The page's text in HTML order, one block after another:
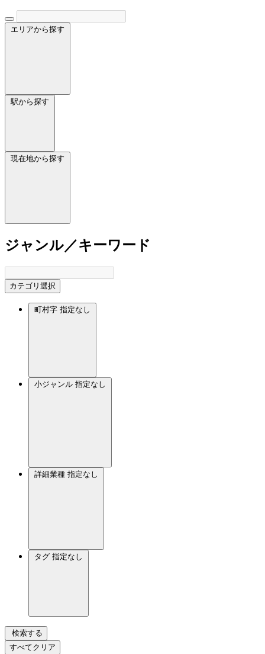
エリアから探す
駅から探す
現在地から探す
ジャンル／キーワード
カテゴリ選択
町村字 指定なし
小ジャンル 指定なし
詳細業種 指定なし
タグ 指定なし
検索する
すべてクリア